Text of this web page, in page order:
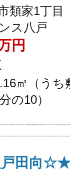
類家1丁
ス八戸
円
㎡（うち
の10）
田向